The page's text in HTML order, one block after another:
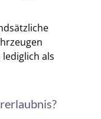
als